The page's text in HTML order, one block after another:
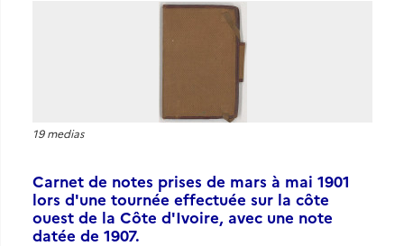
19 medias
Carnet de notes prises de mars à mai 1901
lors d'une tournée effectuée sur la côte
ouest de la Côte d'Ivoire, avec une note
datée de 1907.